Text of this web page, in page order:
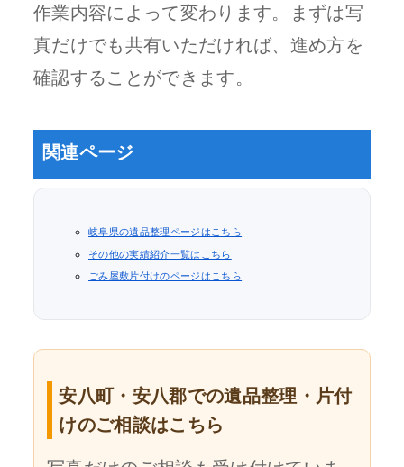
作業内容によって変わります。まずは写
真だけでも共有いただければ、進め方を
確認することができます。
関連ページ
岐阜県の遺品整理ページはこちら
その他の実績紹介一覧はこちら
ごみ屋敷片付けのページはこちら
安八町・安八郡での遺品整理・片付
けのご相談はこちら